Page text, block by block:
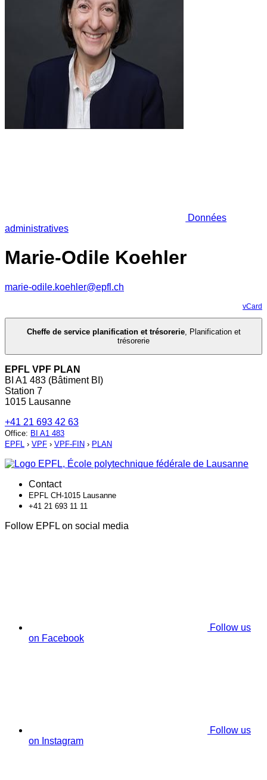
Données
administratives
Marie-Odile Koehler
marie-odile.koehler@epfl.ch
vCard
Cheffe de service planification et trésorerie, Planification et
trésorerie
EPFL VPF PLAN
BI A1 483 (Bâtiment BI)
Station 7
1015 Lausanne
+41 21 693 42 63
Office: BI A1 483
EPFL › VPF › VPF-FIN › PLAN
Contact
EPFL CH-1015 Lausanne
+41 21 693 11 11
Follow EPFL on social media
Follow us
on Facebook
Follow us
on Instagram